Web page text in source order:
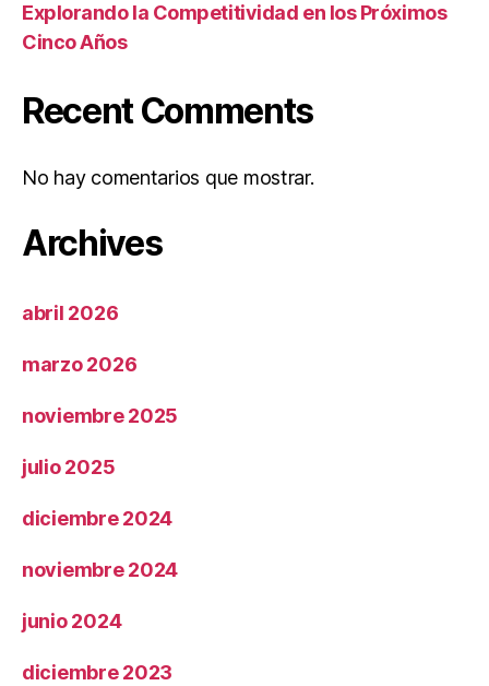
Explorando la Competitividad en los Próximos
Cinco Años
Recent Comments
No hay comentarios que mostrar.
Archives
abril 2026
marzo 2026
noviembre 2025
julio 2025
diciembre 2024
noviembre 2024
junio 2024
diciembre 2023